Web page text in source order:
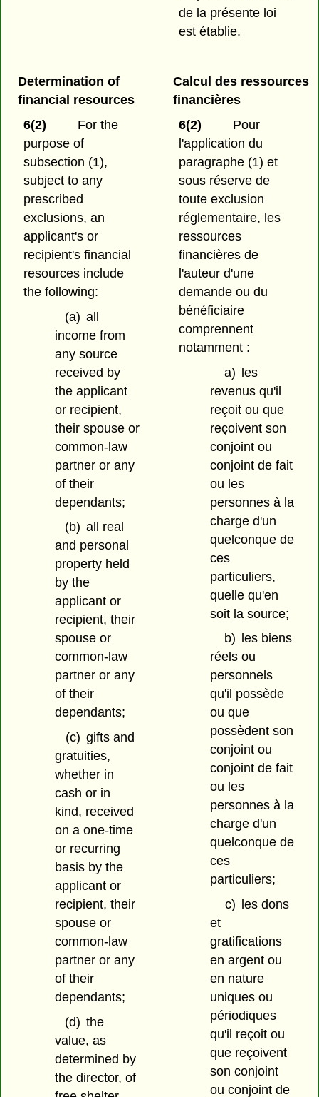
de la présente loi
est établie.
Determination of
financial resources
6(2)
For the
purpose of
subsection (1),
subject to any
prescribed
exclusions, an
applicant's or
recipient's financial
resources include
the following:
(a) all
income from
any source
received by
the applicant
or recipient,
their spouse or
common-law
partner or any
of their
dependants;
(b) all real
and personal
property held
by the
applicant or
recipient, their
spouse or
common-law
partner or any
of their
dependants;
(c) gifts and
gratuities,
whether in
cash or in
kind, received
on a one-time
or recurring
basis by the
applicant or
recipient, their
spouse or
common-law
partner or any
of their
dependants;
(d) the
value, as
determined by
the director, of
Calcul des ressources
financières
6(2)
Pour
l'application du
paragraphe (1) et
sous réserve de
toute exclusion
réglementaire, les
ressources
financières de
l'auteur d'une
demande ou du
bénéficiaire
comprennent
notamment :
a) les
revenus qu'il
reçoit ou que
reçoivent son
conjoint ou
conjoint de fait
ou les
personnes à la
charge d'un
quelconque de
ces
particuliers,
quelle qu'en
soit la source;
b)
les biens
réels ou
personnels
qu'il possède
ou que
possèdent son
conjoint ou
conjoint de fait
ou les
personnes à la
charge d'un
quelconque de
ces
particuliers;
c)
les dons
et
gratifications
en argent ou
en nature
uniques ou
périodiques
qu'il reçoit ou
que reçoivent
son conjoint
ou conjoint de